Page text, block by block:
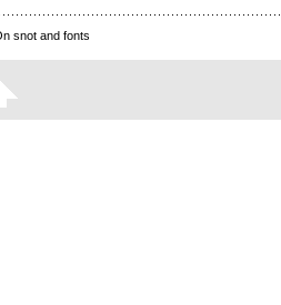
snot and fonts